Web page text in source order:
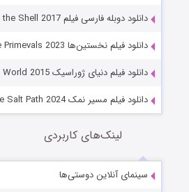
دانلود دوبله فارسی فیلم Ghost in the Shell 2017
دانلود فیلم نخستین‌ها The Primevals 2023
دانلود فیلم دنیای ژوراسیک Jurassic World 2015
دانلود فیلم مسیر نمک The Salt Path 2024
لینک‌های کاربردی
سینمای آنلاین دوستی‌ها